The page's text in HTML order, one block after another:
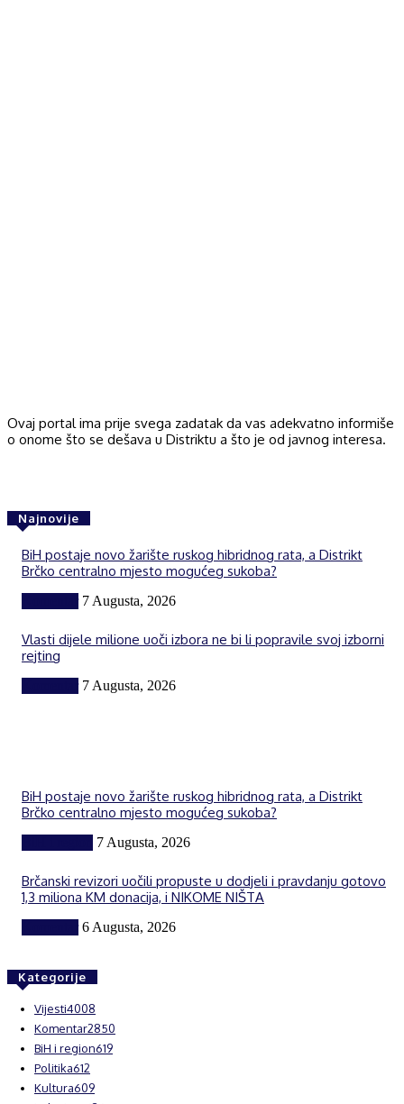
Ovaj portal ima prije svega zadatak da vas adekvatno informiše
o onome što se dešava u Distriktu a što je od javnog interesa.
Najnovije
BiH postaje novo žarište ruskog hibridnog rata, a Distrikt
Brčko centralno mjesto mogućeg sukoba?
7 Augusta, 2026
Vlasti dijele milione uoči izbora ne bi li popravile svoj izborni
rejting
7 Augusta, 2026
BiH postaje novo žarište ruskog hibridnog rata, a Distrikt
Brčko centralno mjesto mogućeg sukoba?
7 Augusta, 2026
Brčanski revizori uočili propuste u dodjeli i pravdanju gotovo
1,3 miliona KM donacija, i NIKOME NIŠTA
6 Augusta, 2026
Kategorije
Vijesti4008
Komentar2850
BiH i region619
Politika612
Kultura609